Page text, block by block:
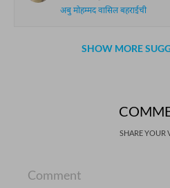
अबु मोहम्मद वासिल बहराईची
SHOW MORE
SHARE YOUR
Comment